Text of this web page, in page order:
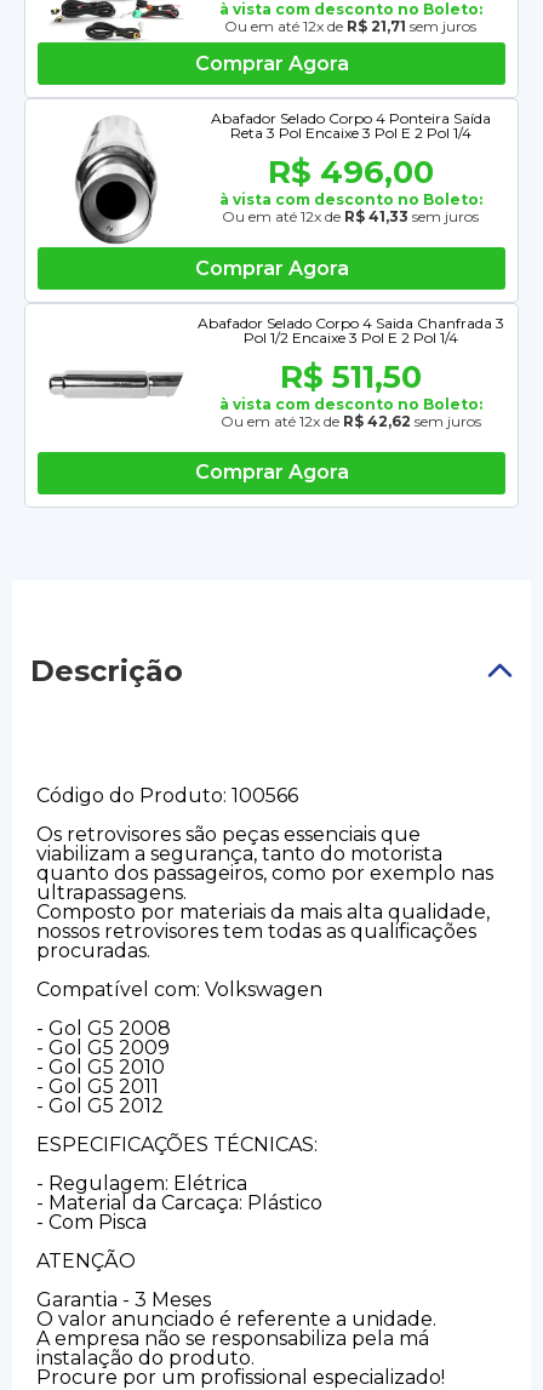
à vista com desconto no Boleto:
Ou em até 12x de R$ 21,71 sem juros
Comprar Agora
Abafador Selado Corpo 4 Ponteira Saída
Reta 3 Pol Encaixe 3 Pol E 2 Pol 1/4
R$ 496,00
à vista com desconto no Boleto:
Ou em até 12x de R$ 41,33 sem juros
Comprar Agora
Abafador Selado Corpo 4 Saida Chanfrada 3
Pol 1/2 Encaixe 3 Pol E 2 Pol 1/4
R$ 511,50
à vista com desconto no Boleto:
Ou em até 12x de R$ 42,62 sem juros
Comprar Agora
Descrição
Código do Produto: 100566
Os retrovisores são peças essenciais que
viabilizam a segurança, tanto do motorista
quanto dos passageiros, como por exemplo nas
ultrapassagens.
Composto por materiais da mais alta qualidade,
nossos retrovisores tem todas as qualificações
procuradas.
Compatível com: Volkswagen
- Gol G5 2008
- Gol G5 2009
- Gol G5 2010
- Gol G5 2011
- Gol G5 2012
ESPECIFICAÇÕES TÉCNICAS:
- Regulagem: Elétrica
- Material da Carcaça: Plástico
- Com Pisca
ATENÇÃO
Garantia - 3 Meses
O valor anunciado é referente a unidade.
A empresa não se responsabiliza pela má
instalação do produto.
Procure por um profissional especializado!